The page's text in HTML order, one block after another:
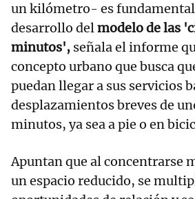
un kilómetro- es
desarrollo delmodelo de las
minutos', señala el informe
concepto urbano que busca
puedan llegar a sus servicios
desplazamientos breves de
minutos, ya sea a pie o en
Apuntan que al concentrarse
un espacio reducido, se